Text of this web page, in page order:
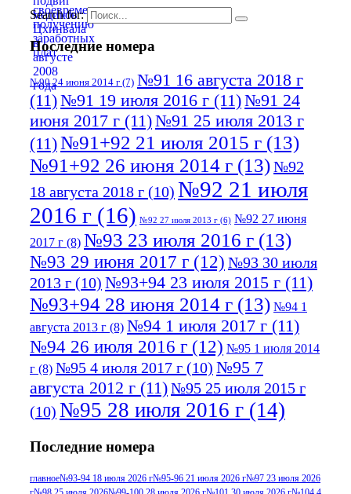
Search for:
Последние номера
№90 24 июня 2014 г (7) №91 16 августа 2018 г
(11)№91 19 июля 2016 г (11)№91 24
июня 2017 г (11)№91 25 июля 2013 г
(11)№91+92 21 июля 2015 г (13)
№91+92 26 июня 2014 г (13)№92
18 августа 2018 г (10) №92 21 июля
2016 г (16) №92 27 июля 2013 г (6) №92 27 июня
2017 г (8) №93 23 июля 2016 г (13)
№93 29 июня 2017 г (12) №93 30 июля
2013 г (10) №93+94 23 июля 2015 г (11)
№93+94 28 июня 2014 г (13) №94 1
августа 2013 г (8) №94 1 июля 2017 г (11)
№94 26 июля 2016 г (12) №95 1 июля 2014
г (8) №95 4 июля 2017 г (10) №95 7
августа 2012 г (11)№95 25 июля 2015 г
(10) №95 28 июля 2016 г (14)
июля 2017 г(11)№96 9 августа 2012
г(13) №96 28 июля 2015 г(9) №96+97 3
Последние номера
главное№93-94 18 июля 2026 г№95-96 21 июля 2026 г№97 23 июля 2026